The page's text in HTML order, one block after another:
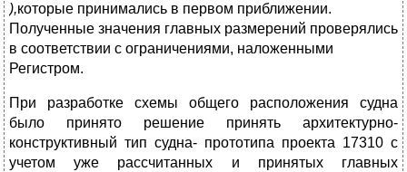
),которые принимались в первом приближении.
Полученные значения главных размерений проверялись
в соответствии с ограничениями, наложенными
Регистром.
При разработке схемы общего расположения судна
было принято решение принять архитектурно-
конструктивный тип судна- прототипа проекта 17310 с
учетом уже рассчитанных и принятых главных